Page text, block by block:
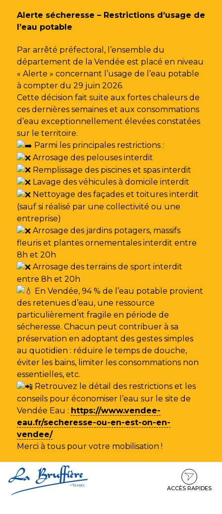
Alerte sécheresse – Restrictions d’usage de
l’eau potable
Par arrêté préfectoral, l’ensemble du
département de la Vendée est placé en niveau
« Alerte » concernant l’usage de l’eau potable
à compter du 29 juin 2026.
Cette décision fait suite aux fortes chaleurs de
ces dernières semaines et aux consommations
d’eau exceptionnellement élevées constatées
sur le territoire.
Parmi les principales restrictions :
Arrosage des pelouses interdit
Remplissage des piscines et spas interdit
Lavage des véhicules à domicile interdit
Nettoyage des façades et toitures interdit
(sauf si réalisé par une collectivité ou une
entreprise)
Arrosage des jardins potagers, massifs
fleuris et plantes ornementales interdit entre
8h et 20h
Arrosage des terrains de sport interdit
entre 8h et 20h
En Vendée, 94 % de l’eau potable provient
des retenues d’eau, une ressource
particulièrement fragile en période de
sécheresse. Chacun peut contribuer à sa
préservation en adoptant des gestes simples
au quotidien : réduire le temps de douche,
éviter les bains, limiter les consommations non
essentielles, etc.
Retrouvez le détail des restrictions et les
conseils pour économiser l’eau sur le site de
Vendée Eau : https://www.vendee-
eau.fr/secheresse-ou-en-est-on-en-
vendee/
Merci à tous pour votre mobilisation !
au
contenu
au
ACCÈS RAPIDES